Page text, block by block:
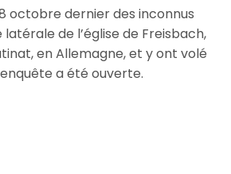
octobre dernier des inconnus
de l’église de Freisbach,
en Allemagne, et y ont volé
a été ouverte.